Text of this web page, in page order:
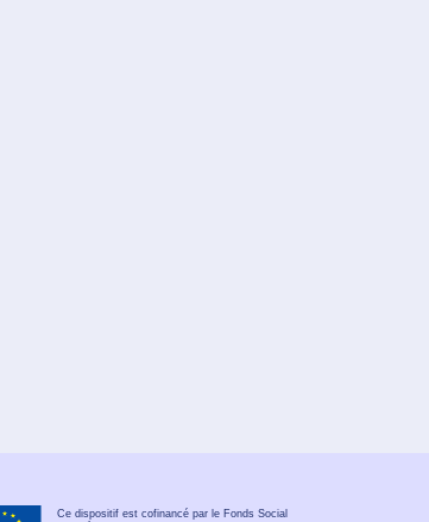
Ce dispositif est cofinancé par le Fonds Social